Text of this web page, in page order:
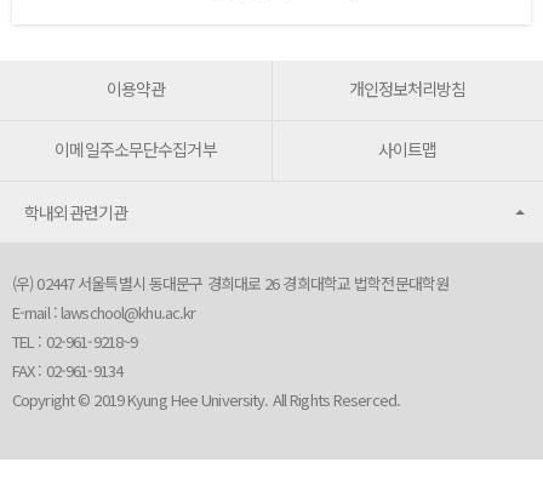
이용약관 개인정보처리방침
이메일주소무단수집거부 사이트맵
학내외관련기관
(우) 02447 서울특별시 동대문구 경희대로 26 경희대학교 법학전문대학원
E-mail : lawschool@khu.ac.kr
TEL : 02-961-9218~9
FAX : 02-961-9134
Copyright © 2019 Kyung Hee University. All Rights Reserced.